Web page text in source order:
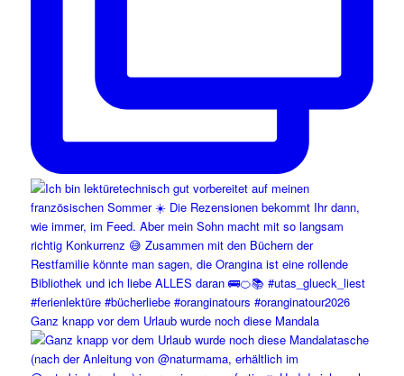
Ganz knapp vor dem Urlaub wurde noch diese Mandala